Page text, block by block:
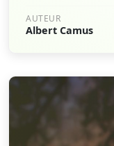
AUTEUR
Albert Camus